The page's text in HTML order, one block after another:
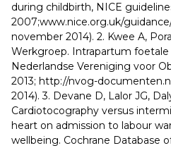
during childbirth, NICE
2007;www.nice.org.uk/
november 2014). 2. Kwee A,
Werkgroep. Intrapartum
Nederlandse Vereniging voor
2013; http://nvog-
2014). 3. Devane D, Lalor JG,
Cardiotocography versus
heart on admission to labour
wellbeing. Cochrane Database